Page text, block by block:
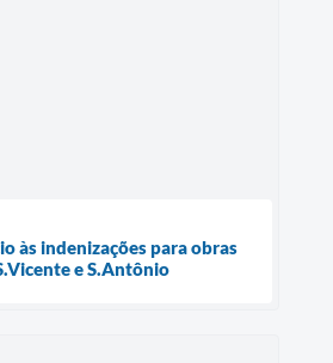
às indenizações para obras
e S.Antônio